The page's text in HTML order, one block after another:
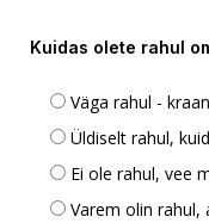
Kuidas olete rahul
Väga rahul -
Üldiselt rahul,
Ei ole rahul, vee
Varem olin rahul,